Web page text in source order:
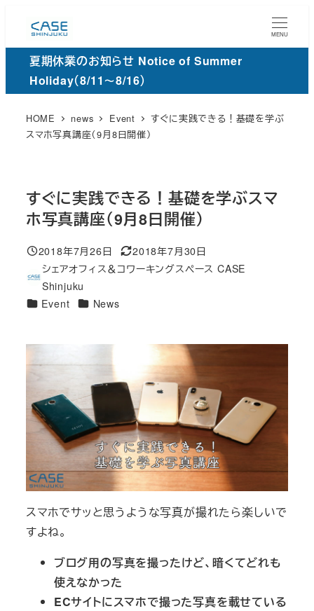
ン
MENU
夏期休業のお知らせ Notice of Summer
Holiday（8/11～8/16）
HOME news Event
すぐに実践できる！基礎を学ぶ
スマホ写真講座（9月8日開催）
すぐに実践できる！基礎を学ぶスマ
ホ写真講座（9月8日開催）
投稿日
2018年7月26日
更
新
2018年7月30日
著
者
シェアオフィス＆コワーキングスペース CASE
Shinjuku
カ
ー
Event カ News
スマホでサッと思うような写真が撮れたら楽しいで
すよね。
ブログ用の写真を撮ったけど、暗くてどれも
使えなかった
ECサイトにスマホで撮った写真を載せている